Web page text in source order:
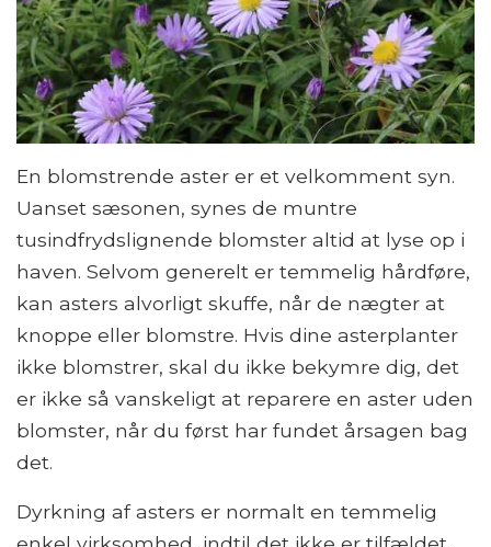
En blomstrende aster er et velkomment syn.
Uanset sæsonen, synes de muntre
tusindfrydslignende blomster altid at lyse op i
haven. Selvom generelt er temmelig hårdføre,
kan asters alvorligt skuffe, når de nægter at
knoppe eller blomstre. Hvis dine asterplanter
ikke blomstrer, skal du ikke bekymre dig, det
er ikke så vanskeligt at reparere en aster uden
blomster, når du først har fundet årsagen bag
det.
Dyrkning af asters er normalt en temmelig